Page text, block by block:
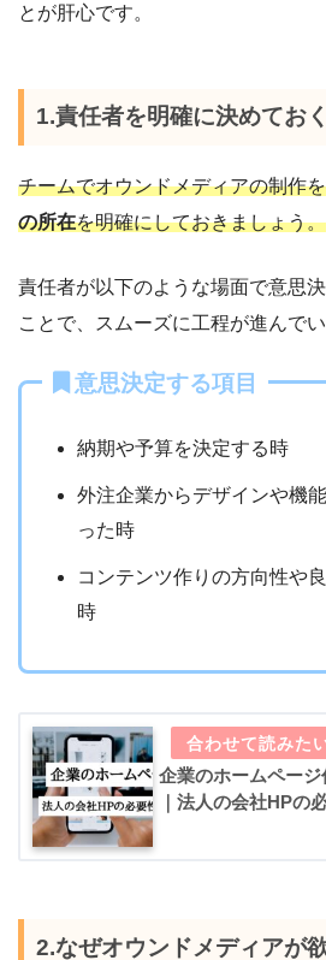
とが肝心です。
1.責任者を明確に決めておく
チームでオウンドメディアの制作
の所在を明確にしておきましょう。
責任者が以下のような場面で意思
ことで、スムーズに工程が進んで
意思決定する項目
納期や予算を決定する時
外注企業からデザインや機
った時
コンテンツ作りの方向性や
時
企業のホームペー
｜法人の会社HPの
2.なぜオウンドメディアが